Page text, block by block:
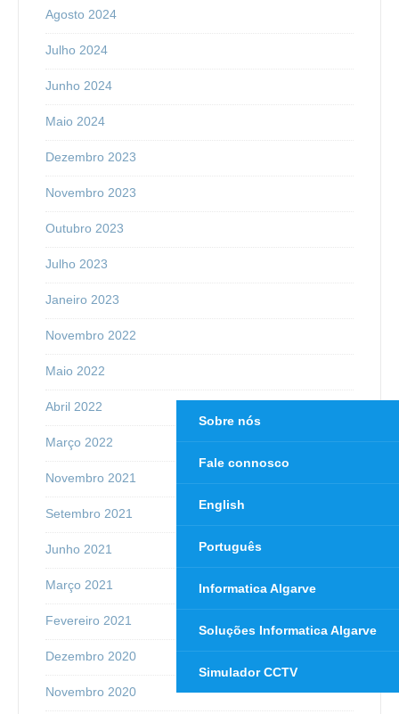
Agosto 2024
Julho 2024
Junho 2024
Maio 2024
Dezembro 2023
Novembro 2023
Outubro 2023
Julho 2023
Janeiro 2023
Novembro 2022
Maio 2022
Abril 2022
Março 2022
Novembro 2021
Setembro 2021
Junho 2021
Março 2021
Fevereiro 2021
Dezembro 2020
Novembro 2020
Sobre nós
Fale connosco
English
Português
Informatica Algarve
Soluções Informatica Algarve
Simulador CCTV